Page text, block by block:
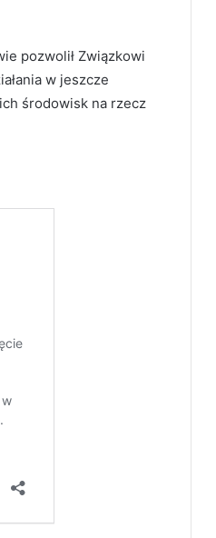
pozwolił Związkowi
w jeszcze
środowisk na rzecz